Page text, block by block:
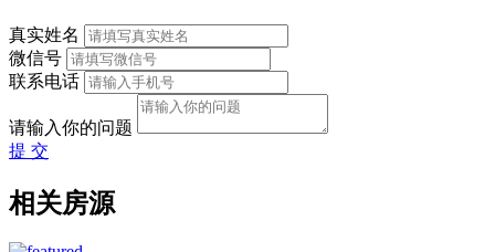
真实姓名
微信号
联系电话
请输入你的问题
提 交
相关房源